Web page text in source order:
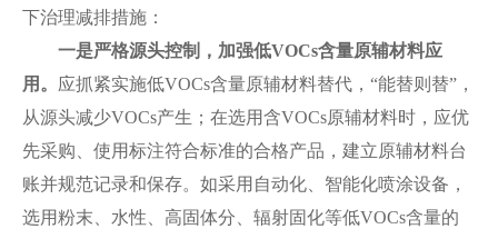
下治理减排措施：
一是严格源头控制，加强低VOCs含量原辅材料应
用。 应抓紧实施低VOCs含量原辅材料替代，“能替则替”，
从源头减少VOCs产生；在选用含VOCs原辅材料时，应优
先采购、使用标注符合标准的合格产品，建立原辅材料台
账并规范记录和保存。如采用自动化、智能化喷涂设备，
选用粉末、水性、高固体分、辐射固化等低VOCs含量的